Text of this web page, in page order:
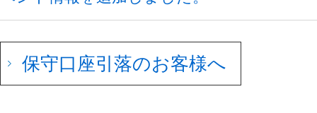
保守口座引落のお客様へ